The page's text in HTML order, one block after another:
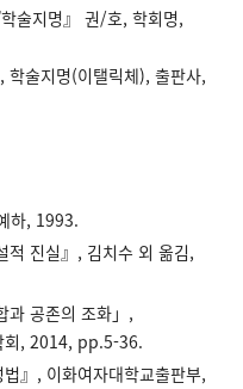
술지명』 권/호, 학회명,
술지명(이탤릭체), 출판사,
하, 1993.
적 진실』, 김치수 외 옮김,
과 공존의 조화」,
회, 2014, pp.5-36.
법』, 이화여자대학교출판부,